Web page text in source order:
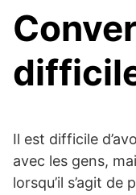
Il est difficile
avec les gens,
lorsqu’il s’agit